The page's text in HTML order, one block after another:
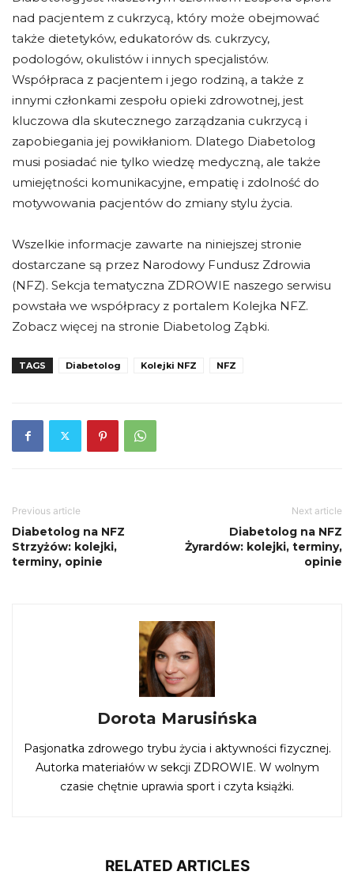
nad pacjentem z cukrzycą, który może obejmować
także dietetyków, edukatorów ds. cukrzycy,
podologów, okulistów i innych specjalistów.
Współpraca z pacjentem i jego rodziną, a także z
innymi członkami zespołu opieki zdrowotnej, jest
kluczowa dla skutecznego zarządzania cukrzycą i
zapobiegania jej powikłaniom. Dlatego Diabetolog
musi posiadać nie tylko wiedzę medyczną, ale także
umiejętności komunikacyjne, empatię i zdolność do
motywowania pacjentów do zmiany stylu życia.
Wszelkie informacje zawarte na niniejszej stronie
dostarczane są przez Narodowy Fundusz Zdrowia
(NFZ). Sekcja tematyczna ZDROWIE naszego serwisu
powstała we współpracy z portalem Kolejka NFZ.
Zobacz więcej na stronie Diabetolog Ząbki.
TAGS Diabetolog Kolejki NFZ NFZ
Previous article
Diabetolog na NFZ
Strzyżów: kolejki,
terminy, opinie
Next article
Diabetolog na NFZ
Żyrardów: kolejki, terminy,
opinie
Dorota Marusińska
Pasjonatka zdrowego trybu życia i aktywności fizycznej.
Autorka materiałów w sekcji ZDROWIE. W wolnym
czasie chętnie uprawia sport i czyta książki.
RELATED ARTICLES